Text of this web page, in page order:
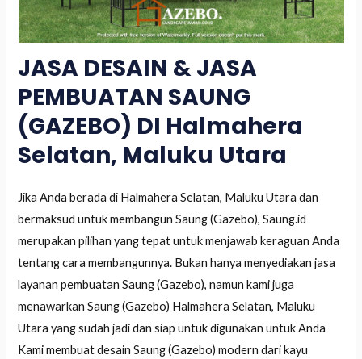
JASA DESAIN & JASA
PEMBUATAN SAUNG
(GAZEBO) DI Halmahera
Selatan, Maluku Utara
Jika Anda berada di Halmahera Selatan, Maluku Utara dan
bermaksud untuk membangun Saung (Gazebo), Saung.id
merupakan pilihan yang tepat untuk menjawab keraguan Anda
tentang cara membangunnya. Bukan hanya menyediakan jasa
layanan pembuatan Saung (Gazebo), namun kami juga
menawarkan Saung (Gazebo) Halmahera Selatan, Maluku
Utara yang sudah jadi dan siap untuk digunakan untuk Anda
Kami membuat desain Saung (Gazebo) modern dari kayu